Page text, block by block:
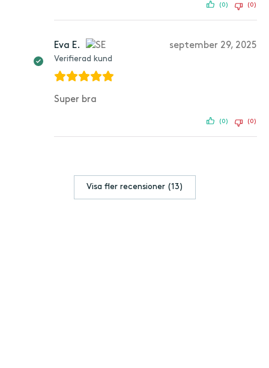
(0) (0)
Eva E.
Verifierad kund
september 29, 2025
Super bra
(0) (0)
Visa fler recensioner (13)